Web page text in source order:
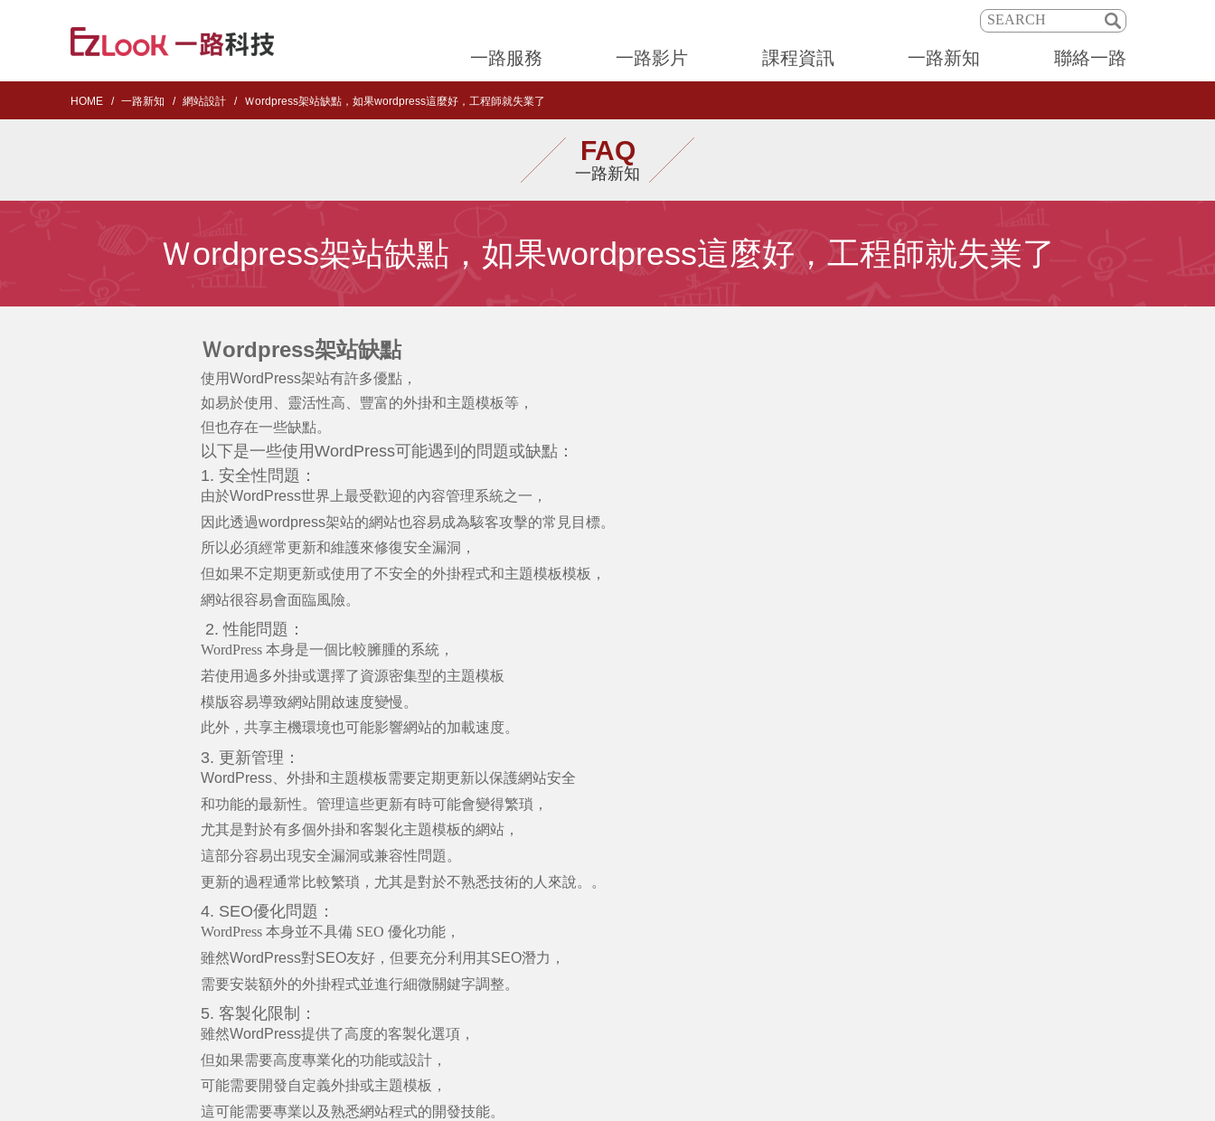
一路服務 一路影片 課程資訊 一路新知 聯絡一路
HOME 一路新知 網站設計 Ｗordpress架站缺點，如果wordpress這麼好，工程師就失業了
FAQ
一路新知
Ｗordpress架站缺點，如果wordpress這麼好，工程師就失業了
Ｗordpress架站缺點
使用WordPress架站有許多優點，
如易於使用、靈活性高、豐富的外掛和主題模板等，
但也存在一些缺點。
以下是一些使用WordPress可能遇到的問題或缺點：
1. 安全性問題：
由於WordPress世界上最受歡迎的內容管理系統之一 ，
因此透過wordpress架站的網站也容易成為駭客攻擊的常見目標。
所以必須經常更新和維護來修復安全漏洞，
但如果不定期更新或使用了不安全的外掛程式和主題模板模板，
網站很容易會面臨風險。
2.性能問題：
WordPress 本身是一個比較臃腫的系統，
若使用過多外掛或選擇了資源密集型的主題模板
模版容易導致網站開啟速度變慢。
此外，共享主機環境也可能影響網站的加載速度。
3. 更新管理：
WordPress 、外掛和主題模板需要定期更新以保護網站安全
和功能的最新性。管理這些更新有時可能會變得繁瑣，
尤其是對於有多個外掛和客製化主題模板的網站，
這部分容易出現安全漏洞或兼容性問題。
更新的過程通常比較繁瑣，尤其是對於不熟悉技術的人來說。
。
4. SEO優化問題：
WordPress 本身並不具備 SEO 優化功能，
雖然WordPress對SEO友好，但要充分利用其SEO潛力，
需要安裝額外的外掛程式並進行細微關鍵字調整。
5. 客製化限制：
雖然WordPress提供了高度的客製化選項，
但如果需要高度專業化的功能或設計，
可能需要開發自定義外掛或主題模板，
這可能需要專業以及熟悉網站程式的開發技能。